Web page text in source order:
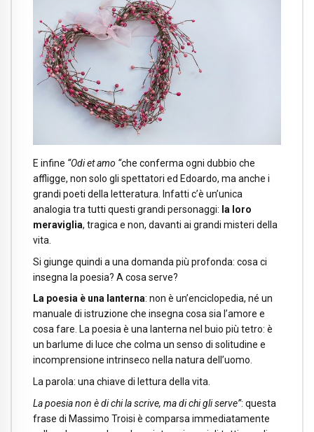
E infine “Odi et amo “che conferma ogni dubbio che
affligge, non solo gli spettatori ed Edoardo, ma anche i
grandi poeti della letteratura. Infatti c’è un’unica
analogia tra tutti questi grandi personaggi: la loro
meraviglia, tragica e non, davanti ai grandi misteri della
vita.
Si giunge quindi a una domanda più profonda: cosa ci
insegna la poesia? A cosa serve?
La poesia è una lanterna: non è un’enciclopedia, né un
manuale di istruzione che insegna cosa sia l’amore e
cosa fare. La poesia è una lanterna nel buio più tetro: è
un barlume di luce che colma un senso di solitudine e
incomprensione intrinseco nella natura dell’uomo.
La parola: una chiave di lettura della vita.
La poesia non è di chi la scrive, ma di chi gli serve”: questa
frase di Massimo Troisi è comparsa immediatamente